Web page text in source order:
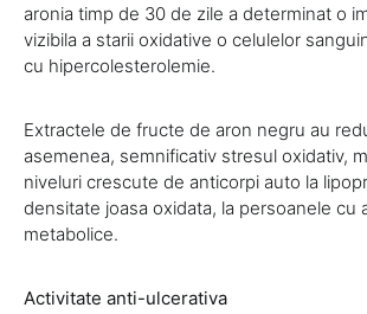
aronia timp de 30 de zile a determinat o
vizibila a starii oxidative o celulelor
cu hipercolesterolemie.
Extractele de fructe de aron negru au
asemenea, semnificativ stresul oxidativ,
niveluri crescute de anticorpi auto la
densitate joasa oxidata, la persoanele cu
metabolice.
Activitate anti-ulcerativa